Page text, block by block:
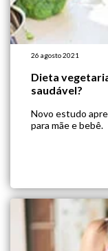
26 agosto 2021
Dieta
saudável?
Novo estudo
para mãe e bebê.